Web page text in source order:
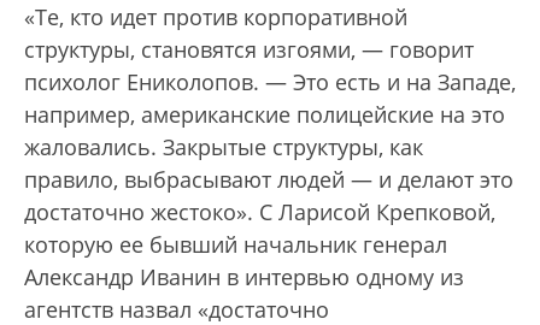
«Те, кто идет против корпоративной
структуры, становятся изгоями, — говорит
психолог Ениколопов. — Это есть и на Западе,
например, американские полицейские на это
жаловались. Закрытые структуры, как
правило, выбрасывают людей — и делают это
достаточно жестоко». С Ларисой Крепковой,
которую ее бывший начальник генерал
Александр Иванин в интервью одному из
агентств назвал «достаточно